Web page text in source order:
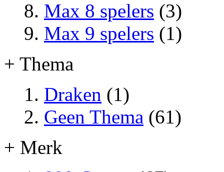
Max 8 spelers (3)
Max 9 spelers (1)
+ Thema
Draken (1)
Geen Thema (61)
+ Merk